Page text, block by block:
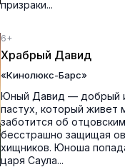
призраки...
6+
Храбрый Давид
«Кинолюкс-Барс»
Юный Давид — добрый
пастух, который живет
заботится об
бесстрашно защищая
хищников. Юноша
царя Саула...